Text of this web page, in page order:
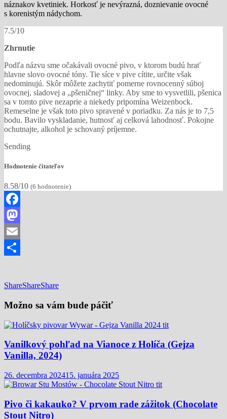
náznakov kvetiniek. Horkosť je nevýrazná, doznievanie ovocné
s korenistým nádychom.
7.5/10
Zhrnutie
Podľa názvu sme očakávali ovocné pivo, v ktorom budú hrať
hlavne slovo ovocné tóny. Tie síce v pive cítite, určite však
nedominujú. Skôr môžete zachytiť pomerne rovnocenný súboj
ovocnej, sladovej a „pšeničnej“ linky. Aby sme to vysvetlili, pšenica
sa v tomto pive nezaprie a niekedy pripomína Weizenbock.
Remeselne je však toto pivo spravené v poriadku. Za nás je to 7,5
bodu. Bavilo vyskladanie, hutnosť aj celková lahodnosť. Pokojne
ochutnajte, alkohol je schovaný príjemne.
Sending
Hodnotenie čitateľov
8.58/10 (6 hodnotenie)
Facebook
Mastodon
Email
ShareShareShare
Možno sa vám bude páčiť
Vanilkový pohľad na Vianoce z Holíča (Gejza
Vanilla, 2024)
26. decembra 202415. januára 2025
Pivo či kakauko? V prvom rade zážitok (Chocolate
Stout Nitro)